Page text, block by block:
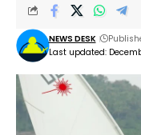
Last updated:
NEWS DESK